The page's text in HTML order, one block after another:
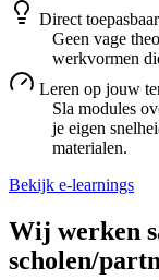
Direct
Geen vage
werkvormen
Leren op jouw
Sla modules
je eigen
materialen.
Bekijk e-learnings
Wij werken
scholen/